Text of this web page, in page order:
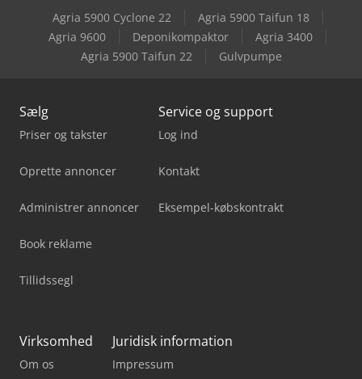
Scm Startech Cn Plus
Scm Startech Cn V
Agria 5900 Cyclone 22
Agria 5900 Taifun 18
Agria 9600
Deponikompaktor
Agria 3400
Agria 5900 Taifun 22
Gulvpumpe
Sælg
Priser og takster
Oprette annoncer
Administrer annoncer
Book reklame
Tillidssegl
Service og support
Log ind
Kontakt
Eksempel-købskontrakt
Virksomhed
Om os
Juridisk information
Impressum